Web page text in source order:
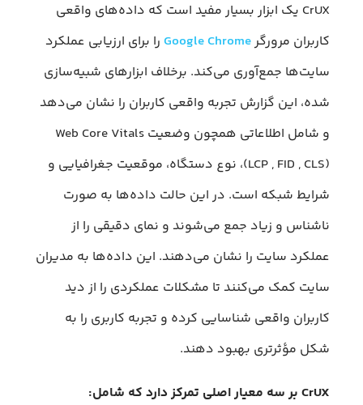
CrUX یک ابزار بسیار مفید است که داده‌های واقعی
کاربران مرورگرGoogle Chrome را برای ارزیابی عملکرد
سایت‌ها جمع‌آوری می‌کند. برخلاف ابزارهای شبیه‌سازی
شده، این گزارش تجربه واقعی کاربران را نشان می‌دهد
و شامل اطلاعاتی همچون وضعیت Web Core Vitals
(LCP , FID , CLS)، نوع دستگاه، موقعیت جغرافیایی و
شرایط شبکه است. در این حالت داده‌ها به صورت
ناشناس و زیاد جمع می‌شوند و نمای دقیقی را از
عملکرد سایت را نشان می‌دهند. این داده‌ها به مدیران
سایت کمک می‌کنند تا مشکلات عملکردی را از دید
کاربران واقعی شناسایی کرده و تجربه کاربری را به
شکل مؤثرتری بهبود دهند.
CrUX بر سه معیار اصلی تمرکز دارد که شامل: